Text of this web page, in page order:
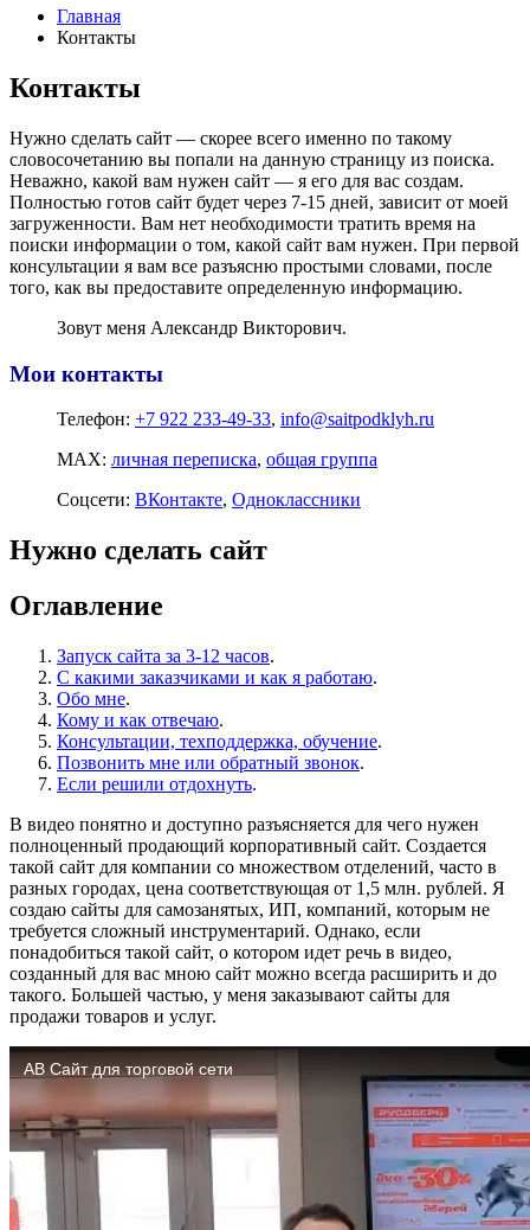
Главная
Контакты
Контакты
Нужно сделать сайт — скорее всего именно по такому
словосочетанию вы попали на данную страницу из поиска.
Неважно, какой вам нужен сайт — я его для вас создам.
Полностью готов сайт будет через 7-15 дней, зависит от моей
загруженности. Вам нет необходимости тратить время на
поиски информации о том, какой сайт вам нужен. При первой
консультации я вам все разъясню простыми словами, после
того, как вы предоставите определенную информацию.
Зовут меня Александр Викторович.
Мои контакты
Телефон: +7 922 233-49-33, info@saitpodklyh.ru
MAX: личная переписка, общая группа
Соцсети: ВКонтакте, Одноклассники
Нужно сделать сайт
Оглавление
Запуск сайта за 3-12 часов.
С какими заказчиками и как я работаю.
Обо мне.
Кому и как отвечаю.
Консультации, техподдержка, обучение.
Позвонить мне или обратный звонок.
Если решили отдохнуть.
В видео понятно и доступно разъясняется для чего нужен
полноценный продающий корпоративный сайт. Создается
такой сайт для компании со множеством отделений, часто в
разных городах, цена соответствующая от 1,5 млн. рублей. Я
создаю сайты для самозанятых, ИП, компаний, которым не
требуется сложный инструментарий. Однако, если
понадобиться такой сайт, о котором идет речь в видео,
созданный для вас мною сайт можно всегда расширить и до
такого. Большей частью, у меня заказывают сайты для
продажи товаров и услуг.